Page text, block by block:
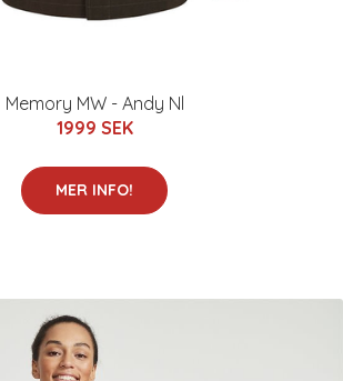
Memory MW - Andy Nl
1999 SEK
MER INFO!